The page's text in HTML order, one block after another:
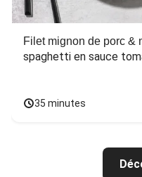
Filet mignon de porc &
spaghetti en sauce
35 minutes